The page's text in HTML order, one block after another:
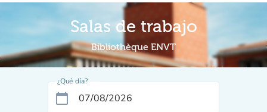
Salas de trabajo
Bibliothèque ENVT
¿Qué día?
calendar_today